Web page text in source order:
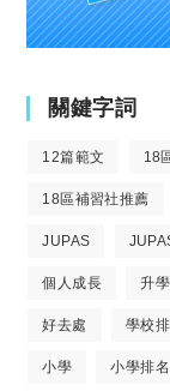
關鍵字詞
12篇範文 18
18區補習社推薦
JUPAS
個人成長 升
好去處 學校
小學 小學排名